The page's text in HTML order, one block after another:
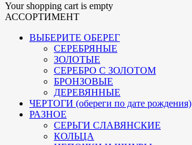
Your shopping cart is empty
АССОРТИМЕНТ
ВЫБЕРИТЕ ОБЕРЕГ
СЕРЕБРЯНЫЕ
ЗОЛОТЫЕ
СЕРЕБРО С ЗОЛОТОМ
БРОНЗОВЫЕ
ДЕРЕВЯННЫЕ
ЧЕРТОГИ (обереги по дате рождения)
РАЗНОЕ
СЕРЬГИ СЛАВЯНСКИЕ
КОЛЬЦА